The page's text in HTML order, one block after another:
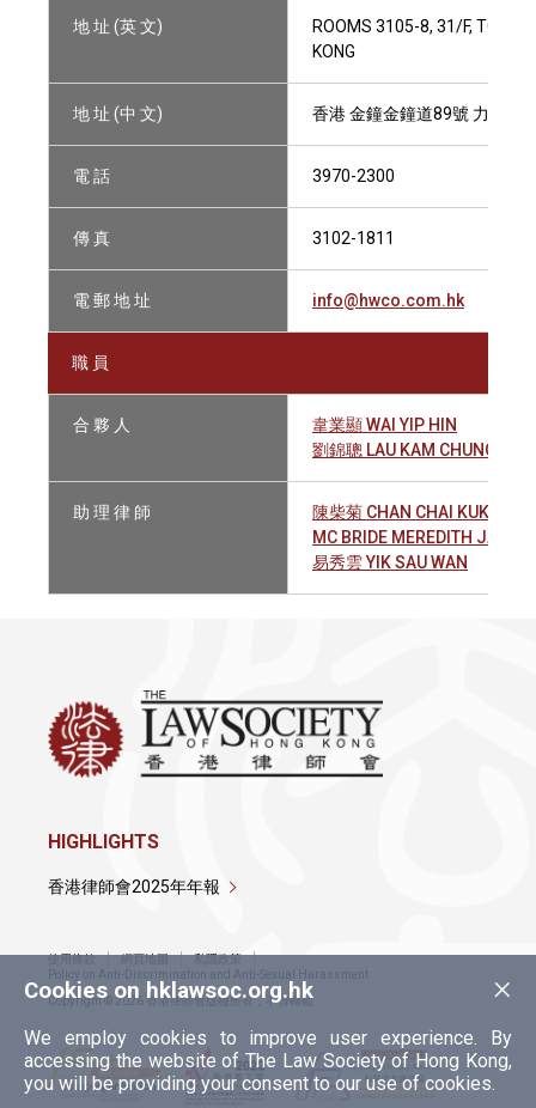
地 址 (英 文)
ROOMS 3105-8, 31/F,
KONG
地 址 (中 文) 香港 金鐘金鐘道89號 力寶中
電 話 3970-2300
傳 真 3102-1811
電 郵 地 址 info@hwco.com.hk
職 員
合 夥 人
韋業顯 WAI YIP HIN
劉錦聰 LAU KAM CHUNG,
助 理 律 師
陳柴菊 CHAN CHAI KUK
MC BRIDE MEREDITH JAMIE
易秀雲 YIK SAU WAN
×
Cookies on hklawsoc.org.hk
We employ cookies to improve user experience. By
accessing the website of The Law Society of Hong Kong,
you will be providing your consent to our use of cookies.
HIGHLIGHTS
香港律師會2025年年報
使用條款 網頁地圖
私隱政策
Policy on Anti-Discrimination and Anti-Sexual Harassment
Copyright © 2026 香港律師會版權所有，不得轉載